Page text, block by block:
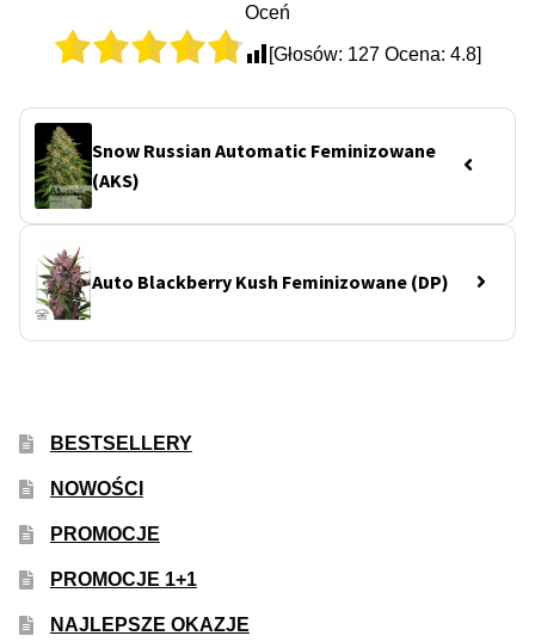
Oceń
[Głosów: 127 Ocena: 4.8]
Snow Russian Automatic Feminizowane
(AKS)
Auto Blackberry Kush Feminizowane (DP)
BESTSELLERY
NOWOŚCI
PROMOCJE
PROMOCJE 1+1
NAJLEPSZE OKAZJE